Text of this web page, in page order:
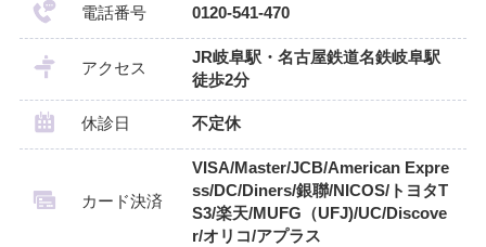
電話番号 0120-541-470
アクセス
JR岐阜駅・名古屋鉄道名鉄岐阜駅
徒歩2分
休診日 不定休
カード決済
VISA/Master/JCB/American Expre
ss/DC/Diners/銀聯/NICOS/トヨタT
S3/楽天/MUFG（UFJ)/UC/Discove
r/オリコ/アプラス